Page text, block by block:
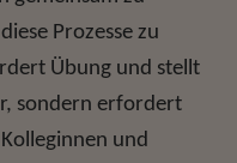
Prozesse zu
Übung und stellt
sondern erfordert
und